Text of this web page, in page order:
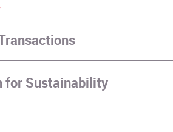
for Sustainability